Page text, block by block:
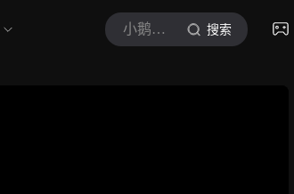
小鹅剧库大赏 搜索